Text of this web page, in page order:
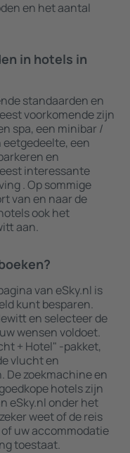
en het aantal
in hotels in
standaarden en
voorkomende zijn
spa, een minibar /
een
en
interessante
. Op sommige
van en naar de
ook het
aan.
van eSky.nl is
kunt besparen.
en selecteer de
wensen voldoet.
+ Hotel" -pakket,
vlucht en
De zoekmachine en
hotels zijn
eSky.nl onder het
weet of de reis
uw accommodatie
toestaat.